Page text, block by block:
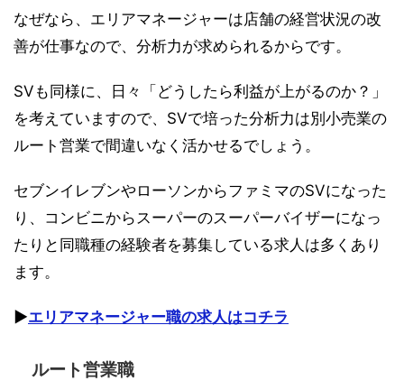
なぜなら、エリアマネージャーは店舗の経営状況の改
善が仕事なので、分析力が求められるからです。
SVも同様に、日々「どうしたら利益が上がるのか？」
を考えていますので、SVで培った分析力は別小売業の
ルート営業で間違いなく活かせるでしょう。
セブンイレブンやローソンからファミマのSVになった
り、コンビニからスーパーのスーパーバイザーになっ
たりと同職種の経験者を募集している求人は多くあり
ます。
▶︎エリアマネージャー職の求人はコチラ
ルート営業職